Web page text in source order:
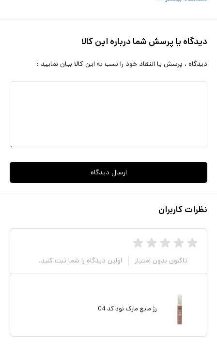
دیدگاه یا پرسش شما درباره این کالا
دیدگاه ، پرسش یا انتقاد خود را نسب به این کالا بیان نمایید :
ارسال دیدگاه
نظرات کاربران
تاکنون بدون امتیاز اولین دیدگاه را شما ثبت کنید.
رژ مایع مارک نود کد 04